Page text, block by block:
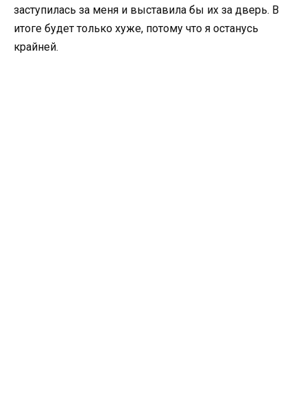
заступилась за меня и выставила бы их за дверь. В
итоге будет только хуже, потому что я останусь
крайней.